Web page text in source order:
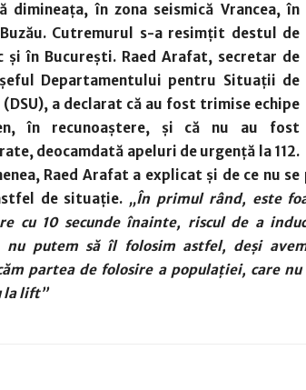
dimineața, în zona seismică Vrancea, în
Cutremurul s-a resimțit destul de
și în București. Raed Arafat, secretar de
Departamentului pentru Situaţii de
(DSU), a declarat că au fost trimise echipe
în recunoaștere, și că nu au fost
deocamdată apeluri de urgență la 112.
Raed Arafat a explicat și de ce nu
de situație. „În primul rând, este
cu 10 secunde înainte, riscul de a
nu putem să îl folosim astfel, deși
partea de folosire a populației, care
la lift”